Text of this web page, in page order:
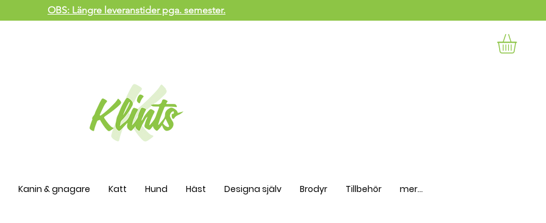
OBS: Längre leveranstider pga. semester.
Kanin & gnagare Katt Hund Häst Designa själv Brodyr Tillbehör mer...